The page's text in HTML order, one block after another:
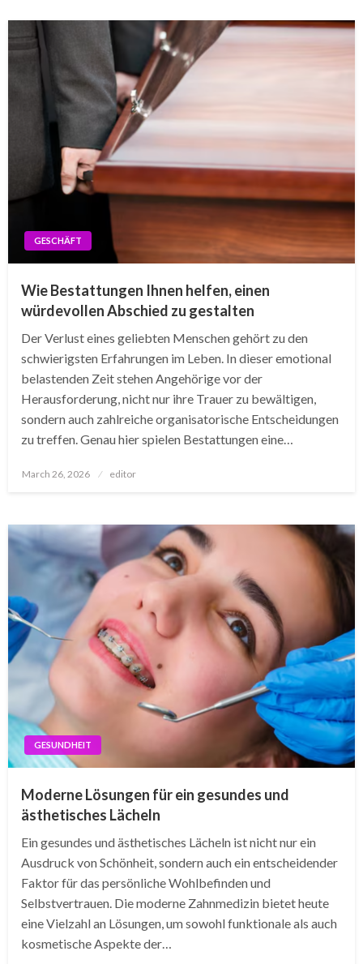
GESCHÄFT
Wie Bestattungen Ihnen helfen, einen
würdevollen Abschied zu gestalten
Der Verlust eines geliebten Menschen gehört zu den
schwierigsten Erfahrungen im Leben. In dieser emotional
belastenden Zeit stehen Angehörige vor der
Herausforderung, nicht nur ihre Trauer zu bewältigen,
sondern auch zahlreiche organisatorische Entscheidungen
zu treffen. Genau hier spielen Bestattungen eine…
Posted
March 26, 2026 editor
GESUNDHEIT
Moderne Lösungen für ein gesundes und
ästhetisches Lächeln
Ein gesundes und ästhetisches Lächeln ist nicht nur ein
Ausdruck von Schönheit, sondern auch ein entscheidender
Faktor für das persönliche Wohlbefinden und
Selbstvertrauen. Die moderne Zahnmedizin bietet heute
eine Vielzahl an Lösungen, um sowohl funktionale als auch
kosmetische Aspekte der…